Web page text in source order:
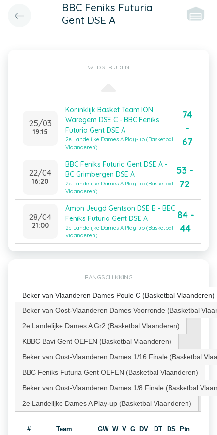
BBC Feniks Futuria
Gent DSE A
WEDSTRIJDEN
25/03
19:15
Koninklijk Basket Team ION
Waregem DSE C - BBC Feniks
Futuria Gent DSE A
2e Landelijke Dames A Play-up (Basketbal
Vlaanderen)
74
-
67
22/04
16:20
BBC Feniks Futuria Gent DSE A -
BC Grimbergen DSE A
2e Landelijke Dames A Play-up (Basketbal
Vlaanderen)
53 -
72
28/04
21:00
Amon Jeugd Gentson DSE B - BBC
Feniks Futuria Gent DSE A
2e Landelijke Dames A Play-up (Basketbal
Vlaanderen)
84 -
44
RANGSCHIKKING
Beker van Vlaanderen Dames Poule C (Basketbal Vlaanderen)
Beker van Oost-Vlaanderen Dames Voorronde (Basketbal
2e Landelijke Dames A Gr2 (Basketbal Vlaanderen)
KBBC Bavi Gent OEFEN (Basketbal Vlaanderen)
Beker van Oost-Vlaanderen Dames 1/16 Finale (Basketbal
BBC Feniks Futuria Gent OEFEN (Basketbal Vlaanderen)
Beker van Oost-Vlaanderen Dames 1/8 Finale (Basketbal
2e Landelijke Dames A Play-up (Basketbal Vlaanderen)
# Team GW W V G DV DT DS Ptn